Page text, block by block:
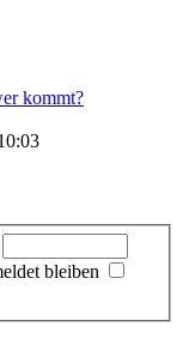
kommt?
bleiben